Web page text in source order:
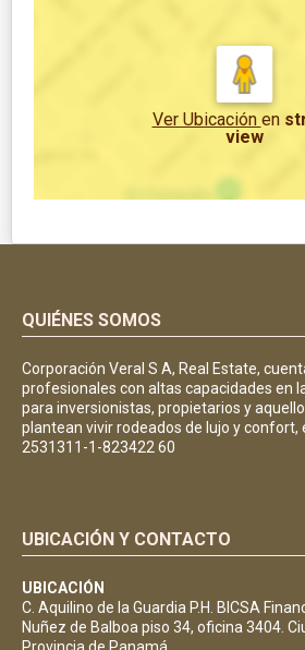
Ver Ubicación en
view
QUIÉNES SOMOS
Corporación Veral S A, Real Estate,
profesionales con altas capacidades en
para inversionistas, propietarios y
plantean vivir rodeados de lujo y confort,
2531311-1-823422 60
UBICACIÓN Y CONTACTO
UBICACIÓN
C. Aquilino de la Guardia P.H. BICSA
Nuñez de Balboa piso 34, oficina 3404.
Provincia de Panamá.